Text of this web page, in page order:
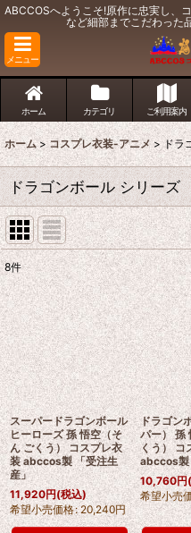
ABCCOSへようこそ!原作に忠実し、
など細部までこだわった
メニュー
ホーム カテゴリ ご利用案内
ホーム > コスプレ衣装-アニメ > ドラ
ドラゴンボール シリーズ
表示数:
並び順:
絞
8件
スーパードラゴンボール
ヒーローズ 孫 悟空（そ
ん ごくう） コスプレ衣
装 abccos製 「受注生
産」
11,920円(税込)
希望小売価格: 20,240円
ドラゴン
パー） 孫
くう） コ
abccos製
10,760円
希望小売